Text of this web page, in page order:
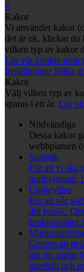
×
Kakor
Vi använder kakor
det är ok, klickar du
vilken typ av kakor
Läs vår cookie
InställningarNeka
Kakor
Välj vilken typ av
sparas i ett år. Läs
Nödvändiga
Dessa kakor
webbplatsen
Statistik
För att vi ska
uppbyggnad,
Upplevelse
För att vår
ditt besök.
funktionalitet
Genom att
när du surfar
innehåll och